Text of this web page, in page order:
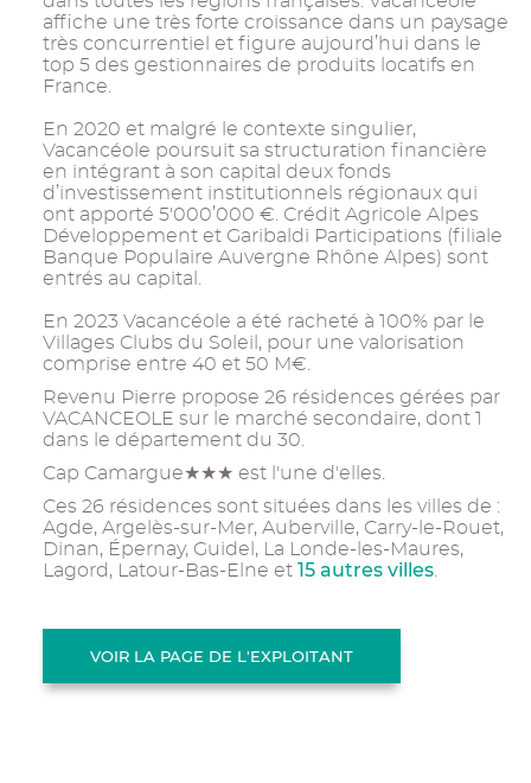
affiche une très forte croissance dans un paysage
très concurrentiel et figure aujourd’hui dans le
top 5 des gestionnaires de produits locatifs en
France.
En 2020 et malgré le contexte singulier,
Vacancéole poursuit sa structuration financière
en intégrant à son capital deux fonds
d’investissement institutionnels régionaux qui
ont apporté 5'000’000 €. Crédit Agricole Alpes
Développement et Garibaldi Participations (filiale
Banque Populaire Auvergne Rhône Alpes) sont
entrés au capital.
En 2023 Vacancéole a été racheté à 100% par le
Villages Clubs du Soleil, pour une valorisation
comprise entre 40 et 50 M€.
Revenu Pierre propose 26 résidences gérées par
VACANCEOLE sur le marché secondaire, dont 1
dans le département du 30.
Cap Camargue★★★ est l'une d'elles.
Ces 26 résidences sont situées dans les villes de :
Agde, Argelès-sur-Mer, Auberville, Carry-le-Rouet,
Dinan, Épernay, Guidel, La Londe-les-Maures,
Lagord, Latour-Bas-Elne et 15 autres villes.
VOIR LA PAGE DE L'EXPLOITANT